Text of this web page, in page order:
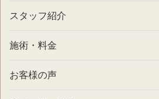
スタッフ紹介
施術・料金
お客様の声